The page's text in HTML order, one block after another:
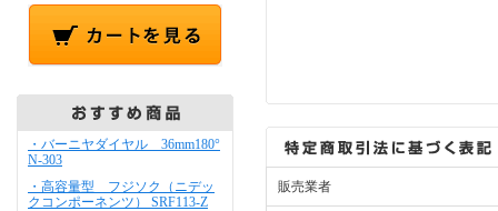
・バーニヤダイヤル 36mm180°
N-303
・高容量型 フジソク（ニデッ
クコンポーネンツ） SRF113-Z
販売業者